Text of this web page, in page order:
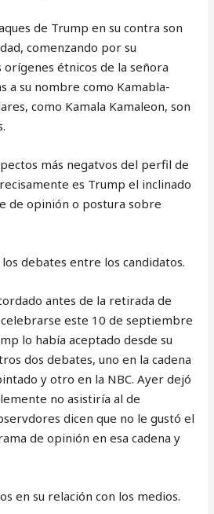
de Trump en su contra son
comenzando por su
étnicos de la señora
a su nombre como Kamabla-
como Kamala Kamaleon, son
más negatvos del perfil de
es Trump el inclinado
de opinión o postura sobre
debates entre los candidatos.
antes de la retirada de
este 10 de septiembre
lo había aceptado desde su
dos debates, uno en la cadena
y otro en la NBC. Ayer dejó
no asistiría al de
dicen que no le gustó el
de opinión en esa cadena y
en su relación con los medios.